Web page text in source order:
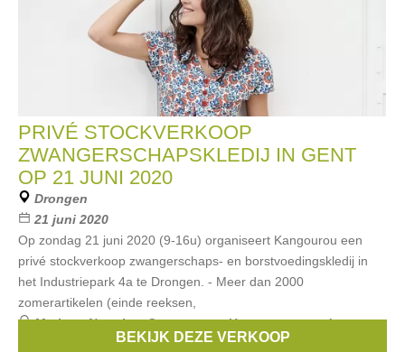
PRIVÉ STOCKVERKOOP
ZWANGERSCHAPSKLEDIJ IN GENT
OP 21 JUNI 2020
Drongen
21 juni 2020
Op zondag 21 juni 2020 (9-16u) organiseert Kangourou een
privé stockverkoop zwangerschaps- en borstvoedingskledij in
het Industriepark 4a te Drongen. - Meer dan 2000
zomerartikelen (einde reeksen,
Merken:Noppies,Queen mum,Un ventre pour deux,
,Boob, ...
BEKIJK DEZE VERKOOP